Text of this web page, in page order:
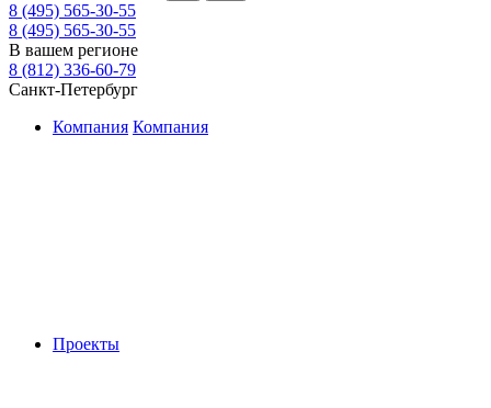
8 (495) 565-30-55
8 (495) 565-30-55
В вашем регионе
8 (812) 336-60-79
Санкт-Петербург
Компания Компания
Проекты